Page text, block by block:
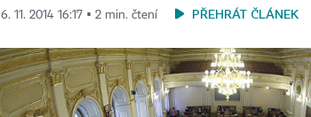
6. 11. 2014 16:17 ▪ 2 min. čtení PŘEHRÁT ČLÁNEK